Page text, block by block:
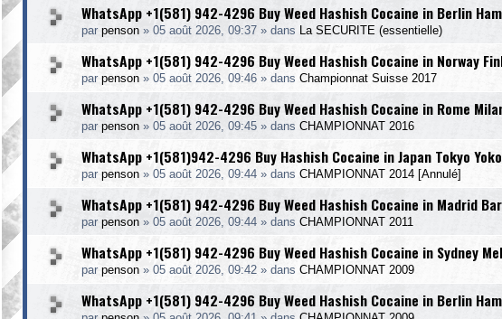
WhatsApp +1(581) 942-4296 Buy Weed Hashish Cocaine in Berlin
par penson » 05 août 2026, 09:37 » dans La SECURITE (essentielle)
WhatsApp +1(581) 942-4296 Buy Weed Hashish Cocaine in Norway
par penson » 05 août 2026, 09:46 » dans Championnat Suisse 2017
WhatsApp +1(581) 942-4296 Buy Weed Hashish Cocaine in Rome
par penson » 05 août 2026, 09:45 » dans CHAMPIONNAT 2016
WhatsApp +1(581)942-4296 Buy Hashish Cocaine in Japan Tokyo
par penson » 05 août 2026, 09:44 » dans CHAMPIONNAT 2014 [Annulé]
WhatsApp +1(581) 942-4296 Buy Weed Hashish Cocaine in Madrid
par penson » 05 août 2026, 09:44 » dans CHAMPIONNAT 2011
WhatsApp +1(581) 942-4296 Buy Weed Hashish Cocaine in Sydney
par penson » 05 août 2026, 09:42 » dans CHAMPIONNAT 2009
WhatsApp +1(581) 942-4296 Buy Weed Hashish Cocaine in Berlin